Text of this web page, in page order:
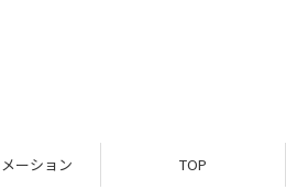
ーション TOP